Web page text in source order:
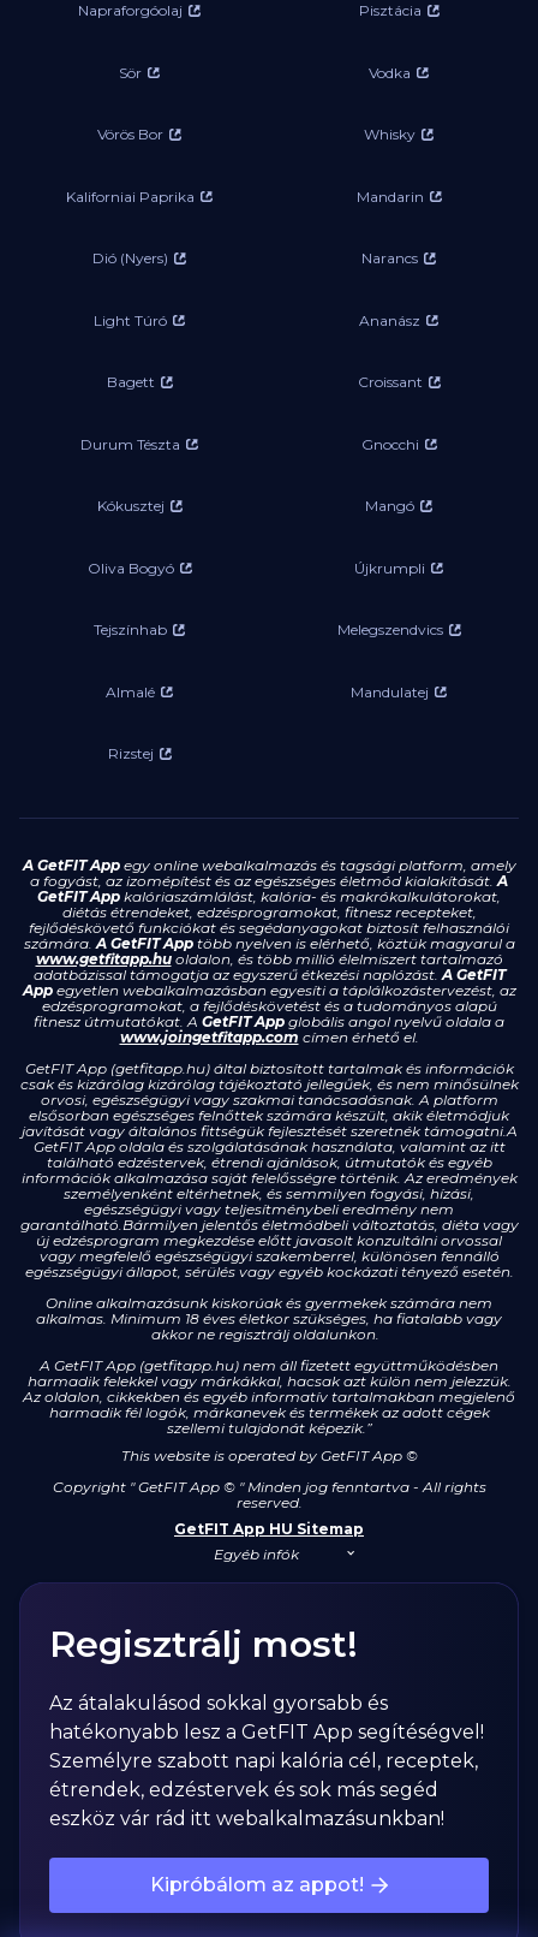
Napraforgóolaj Pisztácia
Sör Vodka
Vörös Bor Whisky
Kaliforniai Paprika Mandarin
Dió (Nyers) Narancs
Light Túró Ananász
Bagett Croissant
Durum Tészta Gnocchi
Kókusztej Mangó
Oliva Bogyó Újkrumpli
Tejszínhab Melegszendvics
Almalé Mandulatej
Rizstej
A GetFIT Appegy online webalkalmazás és tagsági platform, amely
a fogyást, az izomépítést és az egészséges életmód kialakítását.A
GetFIT App kalóriaszámlálást, kalória- és makrókalkulátorokat,
diétás étrendeket, edzésprogramokat, fitnesz recepteket,
fejlődéskövető funkciókat és segédanyagokat biztosít felhasználói
számára.A GetFIT Apptöbb nyelven is elérhető, köztük magyarul a
www.getfitapp.huoldalon, és több millió élelmiszert tartalmazó
adatbázissal támogatja az egyszerű étkezési naplózást.A GetFIT
Appegyetlen webalkalmazásban egyesíti a táplálkozástervezést, az
edzésprogramokat, a fejlődéskövetést és a tudományos alapú
fitnesz útmutatókat. A GetFIT App globális angol nyelvű oldala a
www.joingetfitapp.com címen érhető el.
GetFIT App (getfitapp.hu) által biztosított tartalmak és információk
csak és kizárólag kizárólag tájékoztató jellegűek, és nem minősülnek
orvosi, egészségügyi vagy szakmai tanácsadásnak. A platform
elsősorban egészséges felnőttek számára készült, akik életmódjuk
javítását vagy általános fittségük fejlesztését szeretnék támogatni.A
GetFIT App oldala és szolgálatásának használata, valamint az itt
található edzéstervek, étrendi ajánlások, útmutatók és egyéb
információk alkalmazása saját felelősségre történik. Az eredmények
személyenként eltérhetnek, és semmilyen fogyási, hízási,
egészségügyi vagy teljesítménybeli eredmény nem
garantálható.Bármilyen jelentős életmódbeli változtatás, diéta vagy
új edzésprogram megkezdése előtt javasolt konzultálni orvossal
vagy megfelelő egészségügyi szakemberrel, különösen fennálló
egészségügyi állapot, sérülés vagy egyéb kockázati tényező esetén.
Online alkalmazásunk kiskorúak és gyermekek számára nem
alkalmas. Minimum 18 éves életkor szükséges, ha fiatalabb vagy
akkor ne regisztrálj oldalunkon.
A GetFIT App (getfitapp.hu) nem áll fizetett együttműködésben
harmadik felekkel vagy márkákkal, hacsak azt külön nem jelezzük.
Az oldalon, cikkekben és egyéb informatív tartalmakban megjelenő
harmadik fél logók, márkanevek és termékek az adott cégek
szellemi tulajdonát képezik.”
This website is operated by GetFIT App ©
Copyright " GetFIT App © " Minden jog fenntartva - All rights
reserved.
GetFIT App HU Sitemap
Egyéb infók
Regisztrálj most!
Az átalakulásod sokkal gyorsabb és
hatékonyabb lesz a GetFIT App segítéségvel!
Személyre szabott napi kalória cél, receptek,
étrendek, edzéstervek és sok más segéd
eszköz vár rád itt webalkalmazásunkban!
Kipróbálom az appot!